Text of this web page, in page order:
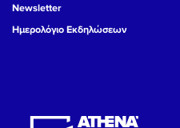
Newsletter
Ημερολόγιο Εκδηλώσεων